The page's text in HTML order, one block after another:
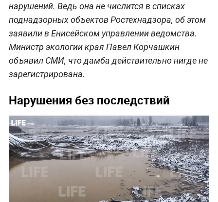
нарушений. Ведь она не числится в списках
поднадзорных объектов Ростехнадзора, об этом
заявили в Енисейском управлении ведомства.
Министр экологии края Павел Корчашкин
объявил СМИ, что дамба действительно нигде не
зарегистрирована.
Нарушения без последствий